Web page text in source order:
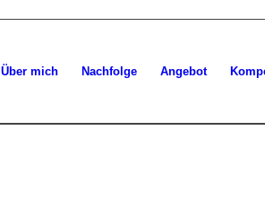
Über mich Nachfolge Angebot